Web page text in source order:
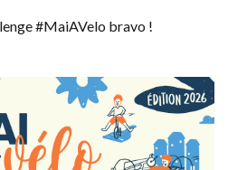
#MaiAVelo bravo !